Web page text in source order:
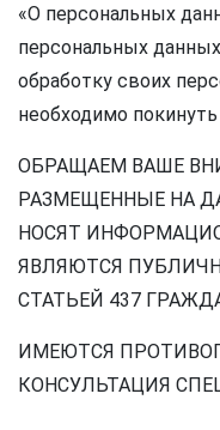
«О персональных
персональных
обработку своих
необходимо
ОБРАЩАЕМ ВАШЕ
РАЗМЕЩЕННЫЕ НА
НОСЯТ
ЯВЛЯЮТСЯ
СТАТЬЕЙ 437
ИМЕЮТСЯ
КОНСУЛЬТАЦИЯ